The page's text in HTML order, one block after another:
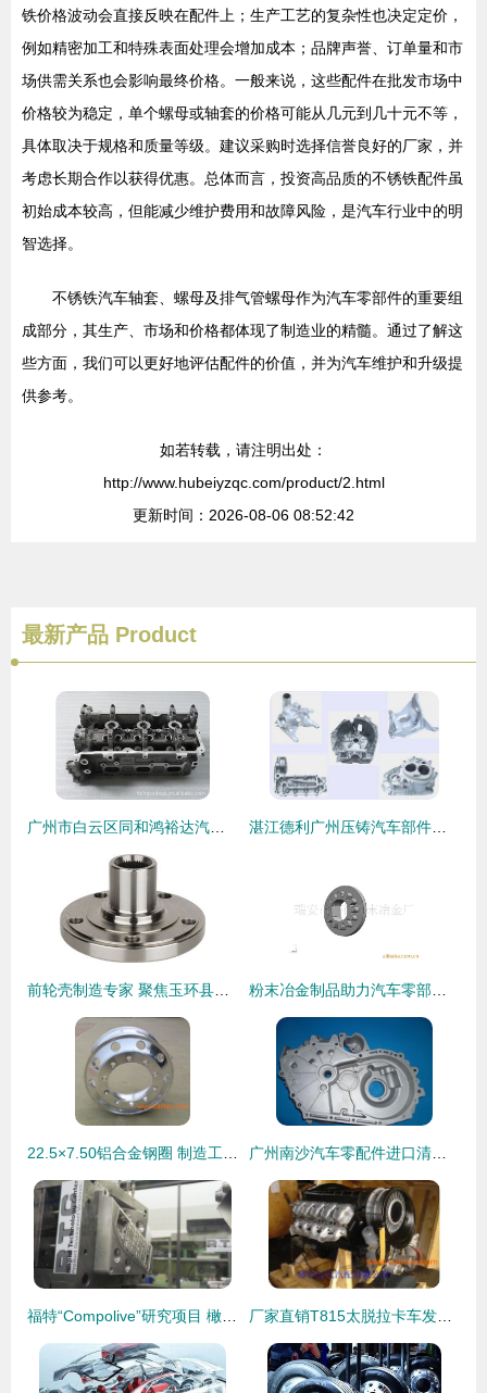
铁价格波动会直接反映在配件上；生产工艺的复杂性也决定定价，
例如精密加工和特殊表面处理会增加成本；品牌声誉、订单量和市
场供需关系也会影响最终价格。一般来说，这些配件在批发市场中
价格较为稳定，单个螺母或轴套的价格可能从几元到几十元不等，
具体取决于规格和质量等级。建议采购时选择信誉良好的厂家，并
考虑长期合作以获得优惠。总体而言，投资高品质的不锈铁配件虽
初始成本较高，但能减少维护费用和故障风险，是汽车行业中的明
智选择。
不锈铁汽车轴套、螺母及排气管螺母作为汽车零部件的重要组
成部分，其生产、市场和价格都体现了制造业的精髓。通过了解这
些方面，我们可以更好地评估配件的价值，并为汽车维护和升级提
供参考。
如若转载，请注明出处：
http://www.hubeiyzqc.com/product/2.html
更新时间：2026-08-06 08:52:42
最新产品 Product